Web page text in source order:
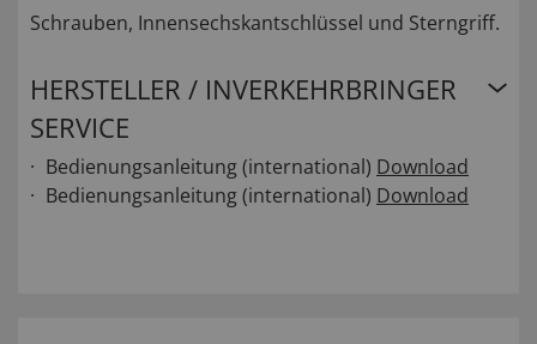
Schrauben, Innensechskantschlüssel und Sterngriff.
HERSTELLER / INVERKEHRBRINGER
SERVICE
Bedienungsanleitung (international) Download
Bedienungsanleitung (international) Download